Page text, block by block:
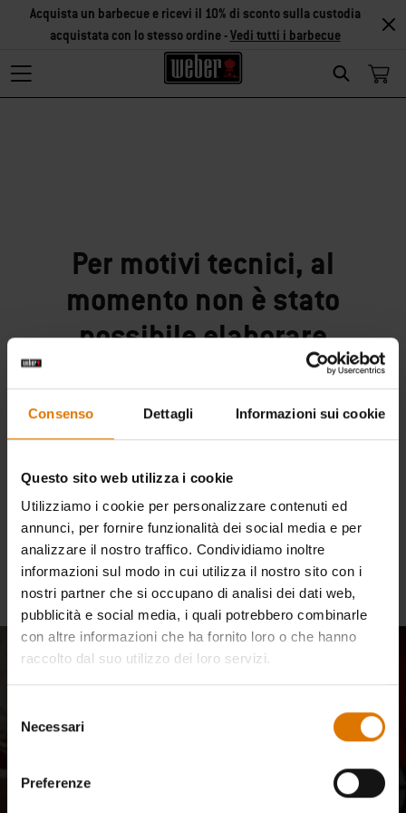
Consenso Dettagli Informazioni sui cookie
Questo sito web utilizza i cookie
Utilizziamo i cookie per personalizzare contenuti ed
annunci, per fornire funzionalità dei social media e per
analizzare il nostro traffico. Condividiamo inoltre
informazioni sul modo in cui utilizza il nostro sito con i
nostri partner che si occupano di analisi dei dati web,
pubblicità e social media, i quali potrebbero combinarle
con altre informazioni che ha fornito loro o che hanno
raccolto dal suo utilizzo dei loro servizi.
delNecessari
Preferenze
Search
Acquista un barbecue e ricevi il 10% di sconto sulla custodia
acquistata con lo stesso ordine -Vedi tutti i barbecue
Per motivi tecnici, al
momento non è stato
possibile elaborare
correttamente la tua
richiesta. Ci scusiamo per
qualsiasi inconveniente.
Continua gli acquisti
Entra a far parte della nostra
Aggiornamenti e-mail della nostra community di maestri del